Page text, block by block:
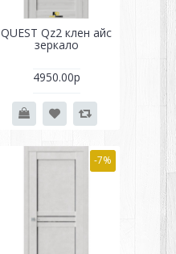
QUEST Qz2 клен айс
зеркало
4950.00р
-7%